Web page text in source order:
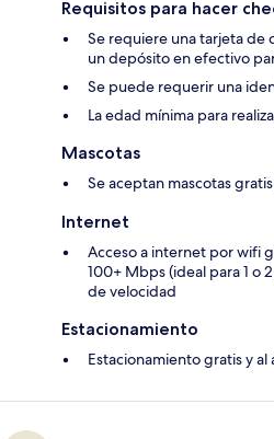
Requisitos para hacer
Se requiere una tarjeta
un depósito en efectivo
Se puede requerir una
La edad mínima para
Mascotas
Se aceptan mascotas
Internet
Acceso a internet por wifi
100+ Mbps (ideal para 1 o
de velocidad
Estacionamiento
Estacionamiento gratis y al